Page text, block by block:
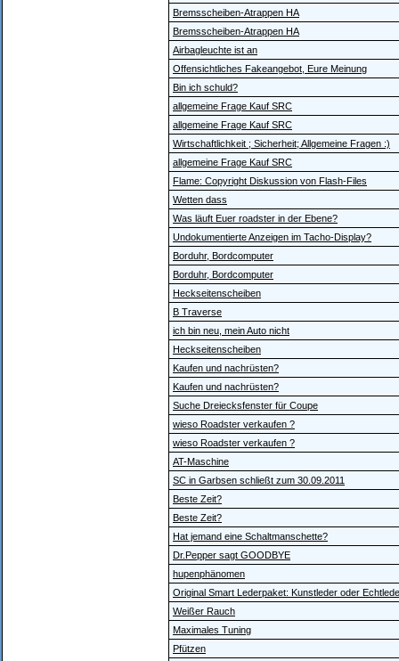
Bremsscheiben-Atrappen HA
Bremsscheiben-Atrappen HA
Airbagleuchte ist an
Offensichtliches Fakeangebot, Eure Meinung
Bin ich schuld?
allgemeine Frage Kauf SRC
allgemeine Frage Kauf SRC
Wirtschaftlichkeit ; Sicherheit; Allgemeine Fragen :)
allgemeine Frage Kauf SRC
Flame: Copyright Diskussion von Flash-Files
Wetten dass
Was läuft Euer roadster in der Ebene?
Undokumentierte Anzeigen im Tacho-Display?
Borduhr, Bordcomputer
Borduhr, Bordcomputer
Heckseitenscheiben
B Traverse
ich bin neu, mein Auto nicht
Heckseitenscheiben
Kaufen und nachrüsten?
Kaufen und nachrüsten?
Suche Dreiecksfenster für Coupe
wieso Roadster verkaufen ?
wieso Roadster verkaufen ?
AT-Maschine
SC in Garbsen schließt zum 30.09.2011
Beste Zeit?
Beste Zeit?
Hat jemand eine Schaltmanschette?
Dr.Pepper sagt GOODBYE
hupenphänomen
Original Smart Lederpaket: Kunstleder oder
Weißer Rauch
Maximales Tuning
Pfützen